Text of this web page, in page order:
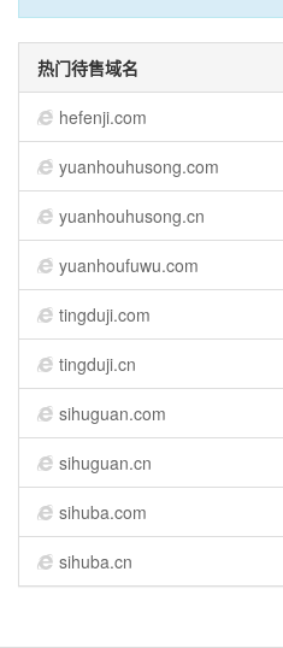
热门待售域名
hefenji.com
yuanhouhusong.com
yuanhouhusong.cn
yuanhoufuwu.com
tingduji.com
tingduji.cn
sihuguan.com
sihuguan.cn
sihuba.com
sihuba.cn